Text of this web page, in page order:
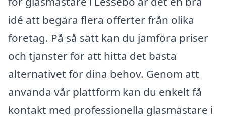
idé att begära flera offerter från olika
företag. På så sätt kan du jämföra priser
och tjänster för att hitta det bästa
alternativet för dina behov. Genom att
använda vår plattform kan du enkelt få
kontakt med professionella glasmästare i